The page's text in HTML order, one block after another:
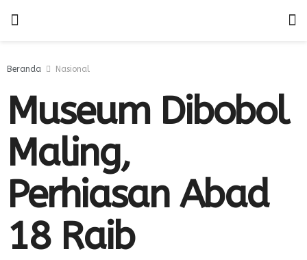
Beranda Nasional
Museum Dibobol
Maling,
Perhiasan Abad
18 Raib